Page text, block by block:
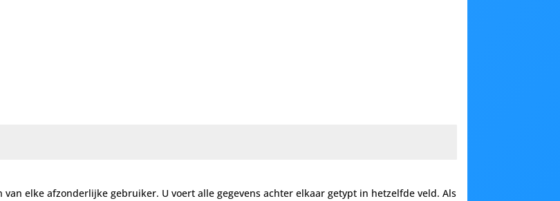
elke afzonderlijke gebruiker. U voert alle gegevens achter elkaar getypt in hetzelfde veld. Als